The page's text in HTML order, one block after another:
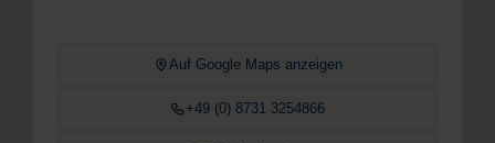
Auf Google Maps anzeigen
+49 (0) 8731 3254866